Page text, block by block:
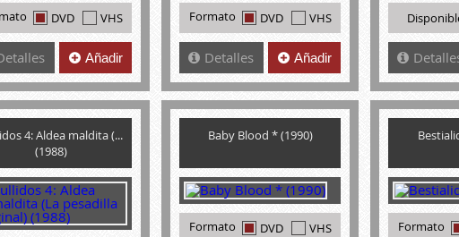
DVD VHS
Añadir
Formato DVD VHS
Detalles Añadir
4: Aldea maldita (...
(1988)
Baby Blood * (1990)
Formato DVD VHS Formato